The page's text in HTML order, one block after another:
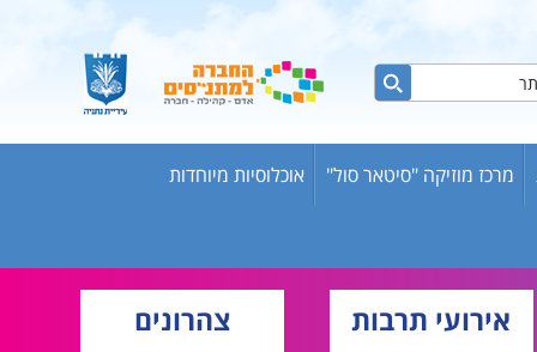
ברשת
מרכז מוזיקה "סיטאר סול" אוכלוסיות מיוחדות
אירועי תרבות צהרונים